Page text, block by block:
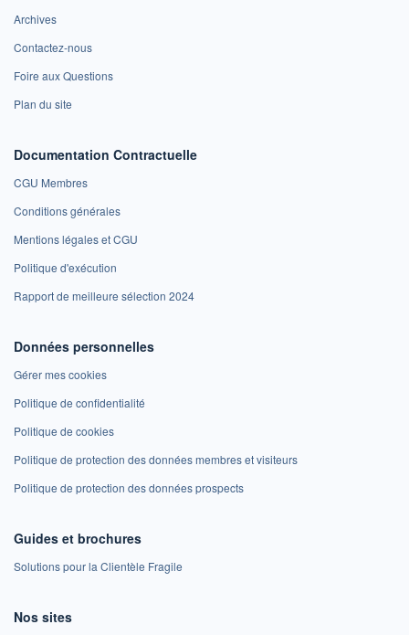
Archives
Contactez-nous
Foire aux Questions
Plan du site
Documentation Contractuelle
CGU Membres
Conditions générales
Mentions légales et CGU
Politique d'exécution
Rapport de meilleure sélection 2024
Données personnelles
Gérer mes cookies
Politique de confidentialité
Politique de cookies
Politique de protection des données membres et visiteurs
Politique de protection des données prospects
Guides et brochures
Solutions pour la Clientèle Fragile
Nos sites